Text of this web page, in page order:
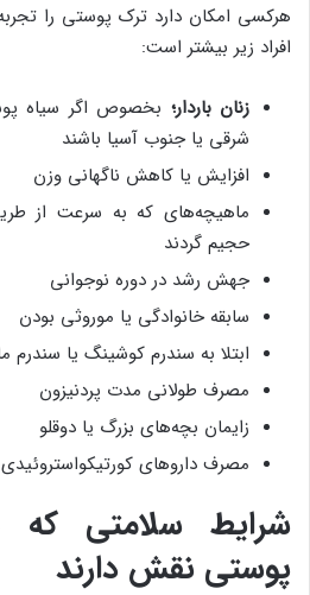
هرکسی امکان دارد ترک پوستی را
افراد زیر بیشتر است:
زنان باردار؛ بخصوص اگر سیاه
شرقی یا جنوب آسیا باشند
افزایش یا کاهش ناگهانی وزن
ماهیچه‌های که به سرعت از
حجیم گردند
جهش رشد در دوره نوجوانی
سابقه خانوادگی یا موروثی بودن
ابتلا به سندرم کوشینگ یا سندرم
مصرف طولانی مدت پردنیزون
زایمان بچه‌های بزرگ یا دوقلو
مصرف داروهای کورتیکواستروئیدی
شرایط سلامتی که
پوستی نقش دارند